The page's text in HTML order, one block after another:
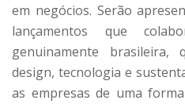
em negócios. Serão
lançamentos que
genuinamente
design, tecnologia e
as empresas de uma